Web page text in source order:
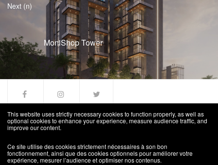
Next (n)
MoniShop Tower
Home
Social Responsibilty – Responsabilité Sociale
This website uses strictly necessary cookies to function properly, as well as
optional cookies to enhance your experience, measure audience traffic, and
improve our content.
Ce site utilise des cookies strictement nécessaires à son bon
fonctionnement, ainsi que des cookies optionnels pour améliorer votre
expérience, mesurer l’audience et optimiser nos contenus.